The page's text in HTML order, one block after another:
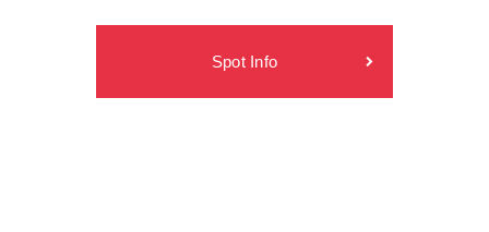
Spot Info